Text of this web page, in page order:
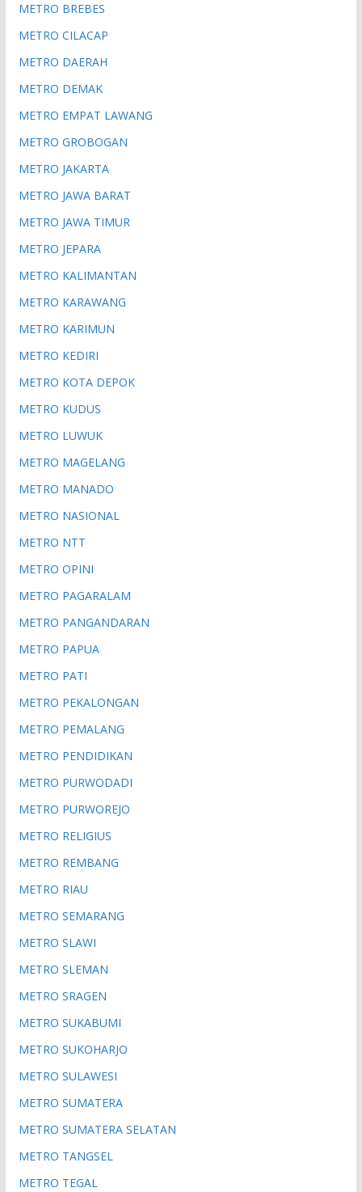
METRO BREBES
METRO CILACAP
METRO DAERAH
METRO DEMAK
METRO EMPAT LAWANG
METRO GROBOGAN
METRO JAKARTA
METRO JAWA BARAT
METRO JAWA TIMUR
METRO JEPARA
METRO KALIMANTAN
METRO KARAWANG
METRO KARIMUN
METRO KEDIRI
METRO KOTA DEPOK
METRO KUDUS
METRO LUWUK
METRO MAGELANG
METRO MANADO
METRO NASIONAL
METRO NTT
METRO OPINI
METRO PAGARALAM
METRO PANGANDARAN
METRO PAPUA
METRO PATI
METRO PEKALONGAN
METRO PEMALANG
METRO PENDIDIKAN
METRO PURWODADI
METRO PURWOREJO
METRO RELIGIUS
METRO REMBANG
METRO RIAU
METRO SEMARANG
METRO SLAWI
METRO SLEMAN
METRO SRAGEN
METRO SUKABUMI
METRO SUKOHARJO
METRO SULAWESI
METRO SUMATERA
METRO SUMATERA SELATAN
METRO TANGSEL
METRO TEGAL